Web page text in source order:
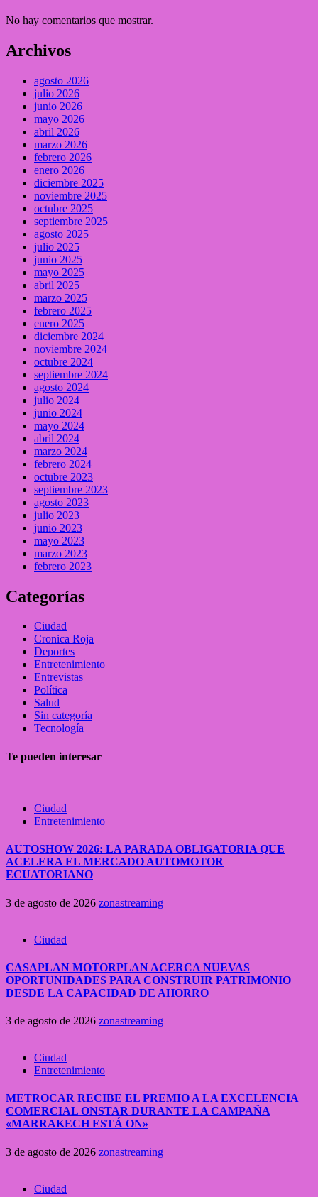
No hay comentarios que mostrar.
Archivos
agosto 2026
julio 2026
junio 2026
mayo 2026
abril 2026
marzo 2026
febrero 2026
enero 2026
diciembre 2025
noviembre 2025
octubre 2025
septiembre 2025
agosto 2025
julio 2025
junio 2025
mayo 2025
abril 2025
marzo 2025
febrero 2025
enero 2025
diciembre 2024
noviembre 2024
octubre 2024
septiembre 2024
agosto 2024
julio 2024
junio 2024
mayo 2024
abril 2024
marzo 2024
febrero 2024
octubre 2023
septiembre 2023
agosto 2023
julio 2023
junio 2023
mayo 2023
marzo 2023
febrero 2023
Categorías
Ciudad
Cronica Roja
Deportes
Entretenimiento
Entrevistas
Política
Salud
Sin categoría
Tecnología
Te pueden interesar
Ciudad
Entretenimiento
AUTOSHOW 2026: LA PARADA OBLIGATORIA QUE
ACELERA EL MERCADO AUTOMOTOR
ECUATORIANO
3 de agosto de 2026 zonastreaming
Ciudad
CASAPLAN MOTORPLAN ACERCA NUEVAS
OPORTUNIDADES PARA CONSTRUIR PATRIMONIO
DESDE LA CAPACIDAD DE AHORRO
3 de agosto de 2026 zonastreaming
Ciudad
Entretenimiento
METROCAR RECIBE EL PREMIO A LA EXCELENCIA
COMERCIAL ONSTAR DURANTE LA CAMPAÑA
«MARRAKECH ESTÁ ON»
3 de agosto de 2026 zonastreaming
Ciudad